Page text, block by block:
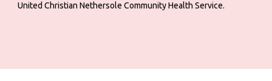
United Christian Nethersole Community Health Service.